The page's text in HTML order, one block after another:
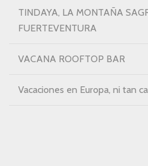
TINDAYA, LA MONTAÑA
FUERTEVENTURA
VACANA ROOFTOP BAR
Vacaciones en Europa, ni tan